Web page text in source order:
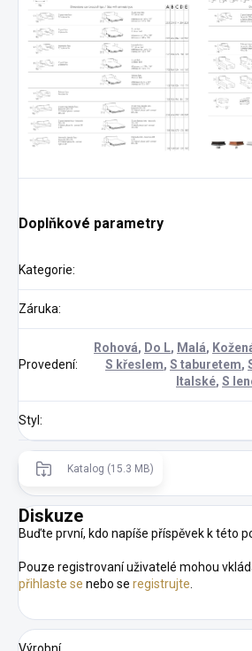
Doplňkové parametry
Kategorie:
Záruka:
Provedení:
Rohová, Do L, Malá,
S křeslem, S taburetem,
Italské, S
Styl:
Katalog (15.3 MB)
Diskuze
Buďte první, kdo napíše příspěvek k této
Pouze registrovaní uživatelé mohou
přihlaste se nebo se registrujte